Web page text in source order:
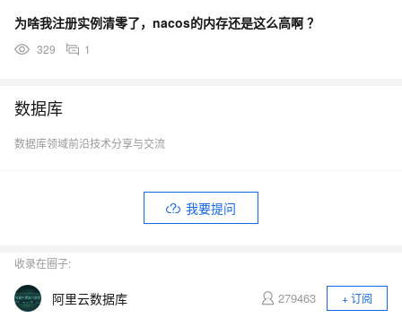
为啥我注册实例清零了，nacos的内存还是这么高啊 ？
329 1
数据库
数据库领域前沿技术分享与交流
我要提问
收录在圈子:
阿里云数据库 279463
+ 订阅